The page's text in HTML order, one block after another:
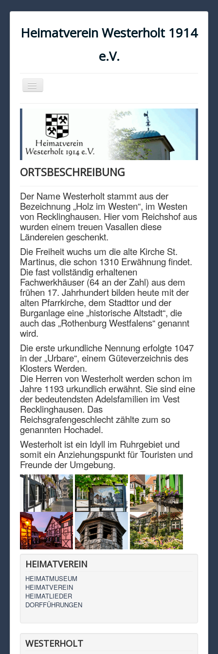
Heimatverein Westerholt 1914
e.V.
Navigation
an/aus
KONTAKT
IMPRESSUM
DATENSCHUTZ
ORTSBESCHREIBUNG
Der Name Westerholt stammt aus der
Bezeichnung „Holz im Westen“, im Westen
von Recklinghausen. Hier vom Reichshof aus
wurden einem treuen Vasallen diese
Ländereien geschenkt.
Die Freiheit wuchs um die alte Kirche St.
Martinus, die schon 1310 Erwähnung findet.
Die fast vollständig erhaltenen
Fachwerkhäuser (64 an der Zahl) aus dem
frühen 17. Jahrhundert bilden heute mit der
alten Pfarrkirche, dem Stadttor und der
Burganlage eine „historische Altstadt“, die
auch das „Rothenburg Westfalens“ genannt
wird.
Die erste urkundliche Nennung erfolgte 1047
in der „Urbare“, einem Güteverzeichnis des
Klosters Werden.
Die Herren von Westerholt werden schon im
Jahre 1193 urkundlich erwähnt. Sie sind eine
der bedeutendsten Adelsfamilien im Vest
Recklinghausen. Das
Reichsgrafengeschlecht zählte zum so
genannten Hochadel.
Westerholt ist ein Idyll im Ruhrgebiet und
somit ein Anziehungspunkt für Touristen und
Freunde der Umgebung.
HEIMATVEREIN
HEIMATMUSEUM
HEIMATVEREIN
HEIMATLIEDER
DORFFÜHRUNGEN
WESTERHOLT